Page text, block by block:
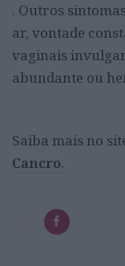
. Outros
ar, vontade
vaginais
abundante ou
Saiba mais no
Cancro.